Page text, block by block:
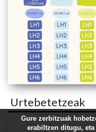
Urtebetetzeak
Gure zerbitzuak
erabiltzen ditugu,